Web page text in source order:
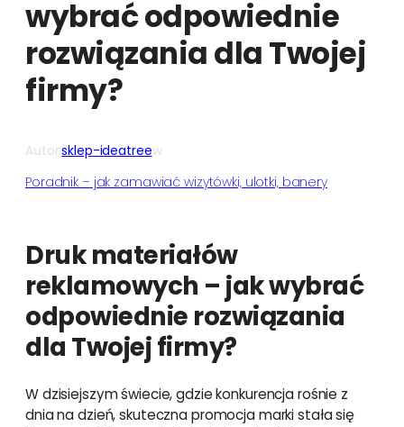
wybrać odpowiednie
rozwiązania dla Twojej
firmy?
Autor:sklep-ideatreew
Poradnik – jak zamawiać wizytówki, ulotki, banery
Druk materiałów
reklamowych – jak wybrać
odpowiednie rozwiązania
dla Twojej firmy?
W dzisiejszym świecie, gdzie konkurencja rośnie z
dnia na dzień, skuteczna promocja marki stała się